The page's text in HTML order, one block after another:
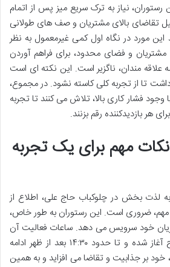
نیاز به ترک سریع میز پس از اتمام
تقاضای بالای مشتریان و صف های طولانی
مورد در نگاه اول کمی غیرمعمول به نظر
مشتریان و فضای محدود، برای فراهم آوردن
مندان، ناگزیر است. این نکته ای است
داشت تا از تجربه کلی کاسته نشود. در مجموع،
وجود فشار کاری بالا، تلاش می کنند تا تجربه
هر بازدیدکننده رقم بزنند.
مهم برای یک تجربه
لذت بخش در چلوکباب حاج علی، اطلاع از
ضروری است. این رستوران به طور خاص،
خود سرویس می دهد. ساعات فعالیت آن
معمولاً از ساعت ۱۱:۰۰ صبح آغاز شده و تا حدود ۱۴:۳۰ بعد از ظهر ادامه
بر جذابیت و تقاضا می افزاید و به همین